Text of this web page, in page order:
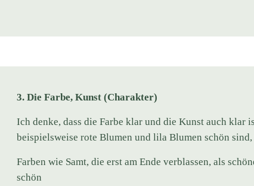
3. Die Farbe, Kunst (Charakter)
Ich denke, dass die Farbe klar und die Kunst auch klar
beispielsweise rote Blumen und lila Blumen schön
Farben wie Samt, die erst am Ende verblassen, als
schön